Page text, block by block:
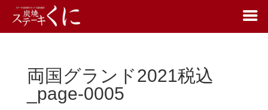
両国グランド2021税込
_page-0005